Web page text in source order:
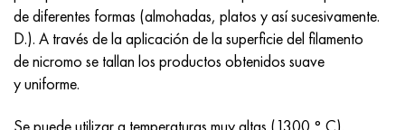
de diferentes formas (almohadas, platos y así sucesivamente.
D.). A través de la aplicación de la superficie del filamento
de nicromo se tallan los productos obtenidos suave
y uniforme.
Nitronik 75
Nimonic 80a
Tipos de aleaciones de precisión
termobimetales
HN80TBY
N65M, EP982
Aleación 254smo® - 1.4547
Aleación 926 - 1.4529
40X10X2M
40Х9С2
35hgs, 35hgs
35hgsa, 35hgsa